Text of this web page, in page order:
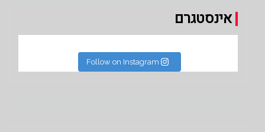
אינסטגרם
Follow on Instagram